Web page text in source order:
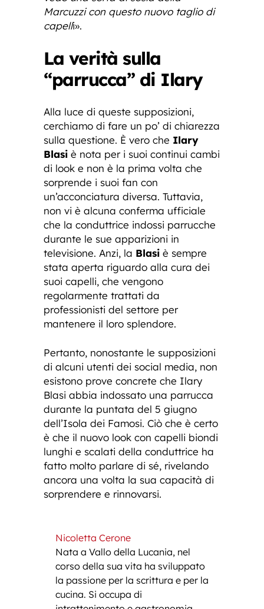
Marcuzzi con questo nuovo taglio di
capelli».
La verità sulla
“parrucca” di Ilary
Alla luce di queste supposizioni,
cerchiamo di fare un po’ di chiarezza
sulla questione. È vero che Ilary
Blasi è nota per i suoi continui cambi
di look e non è la prima volta che
sorprende i suoi fan con
un’acconciatura diversa. Tuttavia,
non vi è alcuna conferma ufficiale
che la conduttrice indossi parrucche
durante le sue apparizioni in
televisione. Anzi, la Blasi è sempre
stata aperta riguardo alla cura dei
suoi capelli, che vengono
regolarmente trattati da
professionisti del settore per
mantenere il loro splendore.
Pertanto, nonostante le supposizioni
di alcuni utenti dei social media, non
esistono prove concrete che Ilary
Blasi abbia indossato una parrucca
durante la puntata del 5 giugno
dell’Isola dei Famosi. Ciò che è certo
è che il nuovo look con capelli biondi
lunghi e scalati della conduttrice ha
fatto molto parlare di sé, rivelando
ancora una volta la sua capacità di
sorprendere e rinnovarsi.
Nicoletta Cerone
Nata a Vallo della Lucania, nel
corso della sua vita ha sviluppato
la passione per la scrittura e per la
cucina. Si occupa di